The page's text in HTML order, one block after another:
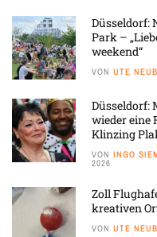
Düsseldorf:
Park –
weekend“
VON UTE
Düsseldorf:
wieder eine
Klinzing
VON INGO
2026
Zoll
kreativen
VON UTE